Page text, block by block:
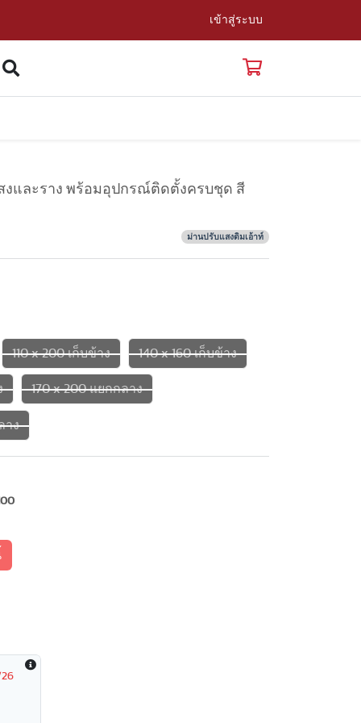
เข้าสู่ระบบ
งและราง พร้อมอุปกรณ์ติดตั้งครบชุด สี
ม่านปรับแสงดิมเอ้าท์
110 x 200 เก็บข้าง 140 x 160 เก็บข้าง
170 x 200 แยกกลาง
าง